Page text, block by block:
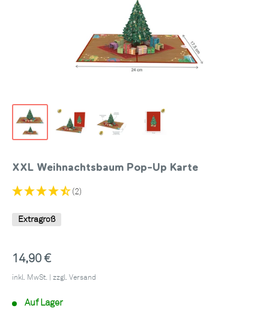
XXL Weihnachtsbaum Pop-Up Karte
(2)
Extragroß
Sonderpreis
14,90 €
inkl. MwSt. | zzgl. Versand
Auf Lager